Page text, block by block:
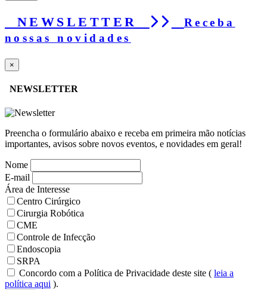
NEWSLETTER
Receba
nossas novidades
×
NEWSLETTER
Preencha o formulário abaixo e receba em primeira mão notícias
importantes, avisos sobre novos eventos, e novidades em geral!
Nome
E-mail
Área de Interesse
Centro Cirúrgico
Cirurgia Robótica
CME
Controle de Infecção
Endoscopia
SRPA
Concordo com a Política de Privacidade deste site ( leia a
política aqui ).